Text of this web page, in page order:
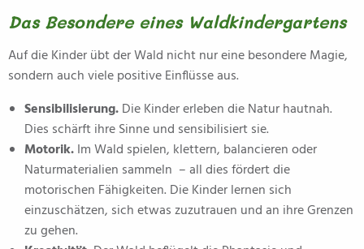
Das Besondere eines Waldkindergartens
Auf die Kinder übt der Wald nicht nur eine besondere Magie,
sondern auch viele positive Einflüsse aus.
Sensibilisierung.Die Kinder erleben die Natur hautnah.
Dies schärft ihre Sinne und sensibilisiert sie.
Motorik.Im Wald spielen, klettern, balancieren oder
Naturmaterialien sammeln – all dies fördert die
motorischen Fähigkeiten. Die Kinder lernen sich
einzuschätzen, sich etwas zuzutrauen und an ihre Grenzen
zu gehen.